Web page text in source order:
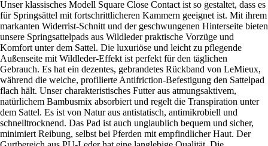
Unser klassisches Modell Square Close Contact ist so gestaltet, dass es
für Springsättel mit fortschrittlicheren Kammern geeignet ist. Mit ihrem
markanten Widerrist-Schnitt und der geschwungenen Hinterseite bieten
unsere Springsattelpads aus Wildleder praktische Vorzüge und
Komfort unter dem Sattel. Die luxuriöse und leicht zu pflegende
Außenseite mit Wildleder-Effekt ist perfekt für den täglichen
Gebrauch. Es hat ein dezentes, gebrandetes Rückband von LeMieux,
während die weiche, profilierte Antifriction-Befestigung den Sattelpad
flach hält. Unser charakteristisches Futter aus atmungsaktivem,
natürlichem Bambusmix absorbiert und regelt die Transpiration unter
dem Sattel. Es ist von Natur aus antistatisch, antimikrobiell und
schnelltrocknend. Das Pad ist auch unglaublich bequem und sicher,
minimiert Reibung, selbst bei Pferden mit empfindlicher Haut. Der